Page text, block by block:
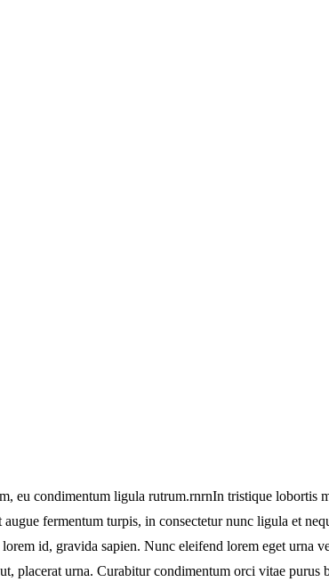
eu condimentum ligula rutrum.rnrnIn tristique lobortis
fermentum turpis, in consectetur nunc ligula et
id, gravida sapien. Nunc eleifend lorem eget urna
placerat urna. Curabitur condimentum orci vitae